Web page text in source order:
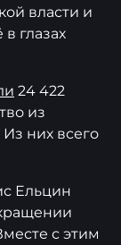
власти и
глазах
24 422
из
них всего
Ельцин
с этим